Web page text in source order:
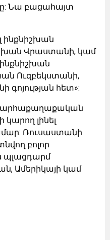
Նա բացահայտ
ինքնիշխան
Վրաստանի, կամ
Ուզբեկստանի,
գոյության հետ»:
կարող լինել
Ռուսաստանի
բոլոր
պլացդարմ
Ամերիկայի կամ